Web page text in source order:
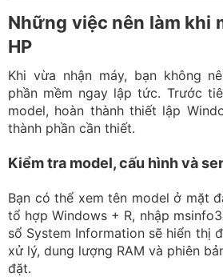
Những việc nên làm khi
HP
Khi vừa nhận máy, bạn không
phần mềm ngay lập tức. Trước
model, hoàn thành thiết lập
thành phần cần thiết.
Kiểm tra model, cấu hình và
Bạn có thể xem tên model ở mặt
tổ hợp Windows + R, nhập
sổ System Information sẽ hiển thị
xử lý, dung lượng RAM và phiên
đặt.